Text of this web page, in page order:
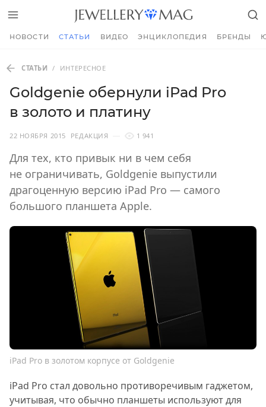
НОВОСТИ СТАТЬИ ВИДЕО ЭНЦИКЛОПЕДИЯ БРЕНДЫ
СТАТЬИ / ИНТЕРЕСНОЕ
Goldgenie обернули iPad Pro
в золото и платину
22 НОЯБРЯ 2015 РЕДАКЦИЯ 1 941
Для тех, кто привык ни в чем себя
не ограничивать, Goldgenie выпустили
драгоценную версию iPad Pro — самого
большого планшета Apple.
iPad Pro в золотом корпусе от Goldgenie
iPad Pro стал довольно противоречивым гаджетом,
учитывая, что обычно планшеты используют для